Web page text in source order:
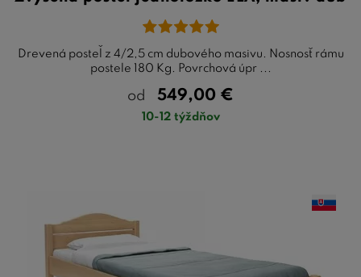
Drevená posteľ z 4/2,5 cm dubového masivu. Nosnosť rámu
postele 180 Kg. Povrchová úpr ...
od 549,00 €
10-12 týždňov